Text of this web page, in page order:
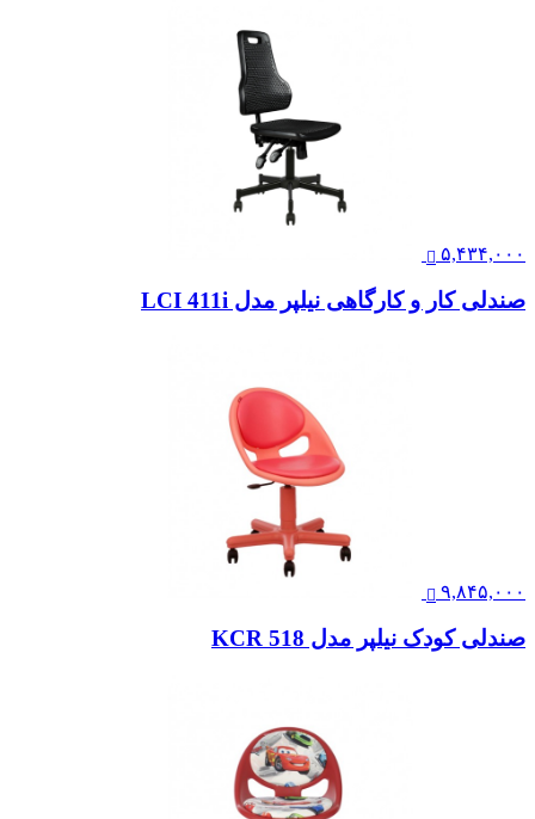
۵,۴۳۴,۰۰۰
صندلی کار و کارگاهی نیلپر مدل LCI 411i
۹,۸۴۵,۰۰۰
صندلی کودک نیلپر مدل KCR 518